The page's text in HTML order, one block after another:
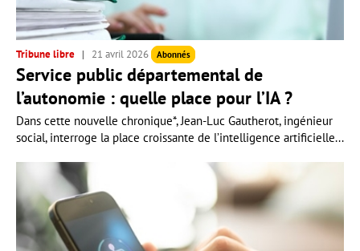
Tribune libre 21 avril 2026 Abonnés
Service public départemental de
l’autonomie : quelle place pour l’IA ?
Dans cette nouvelle chronique*, Jean-Luc Gautherot, ingénieur
social, interroge la place croissante de l’intelligence artificielle...